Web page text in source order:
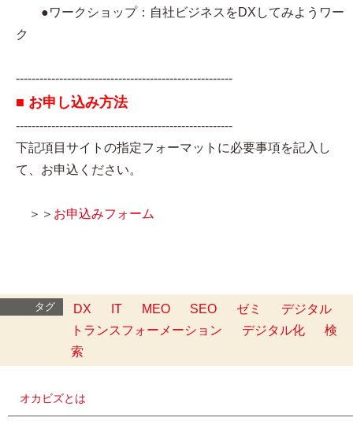
●ワークショップ：自社ビジネスをDXしてみようワー
ク
-------------------------------------------------------
■ お申し込み方法
-------------------------------------------------------
下記項目サイトの指定フォーマットに必要事項を記入し
て、お申込ください。
＞＞ お申込みフォーム​
タグ DX IT MEO SEO ゼミ
デジタル
トランスフォーメーション
デジタル化
検
索
オカビズとは